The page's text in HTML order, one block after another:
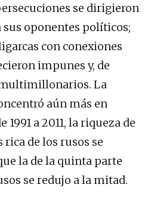
se dirigieron
oponentes políticos;
con conexiones
impunes y, de
La
aún más en
1991 a 2011, la riqueza de
de los rusos se
la de la quinta parte
se redujo a la mitad.